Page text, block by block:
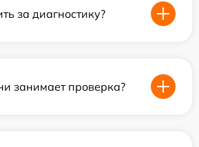
за диагностику?
занимает проверка?